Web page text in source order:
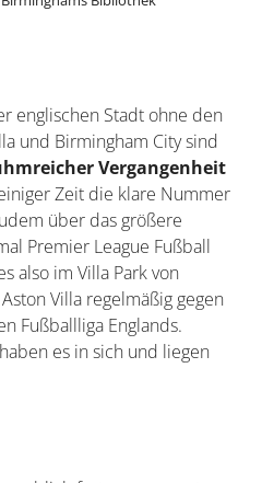
und Birmingham City sind
Vergangenheit
Zeit die klare Nummer
über das größere
Premier League Fußball
also im Villa Park von
Villa regelmäßig gegen
Fußballliga Englands.
es in sich und liegen